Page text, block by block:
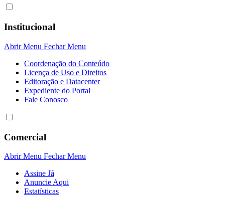
Institucional
Abrir Menu Fechar Menu
Coordenação do Conteúdo
Licença de Uso e Direitos
Editoração e Datacenter
Expediente do Portal
Fale Conosco
Comercial
Abrir Menu Fechar Menu
Assine Já
Anuncie Aqui
Estatísticas